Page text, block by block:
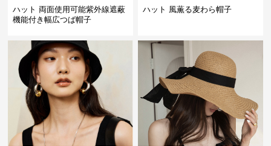
ハット 両面使用可能紫外線遮蔽
機能付き幅広つば帽子
ハット 風薫る麦わら帽子